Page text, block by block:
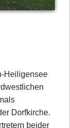
Heiligensee
Dorfkirche.
beider